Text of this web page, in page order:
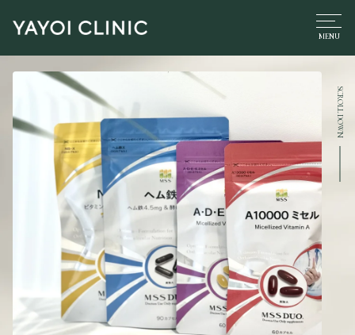
SCROLL DOWN